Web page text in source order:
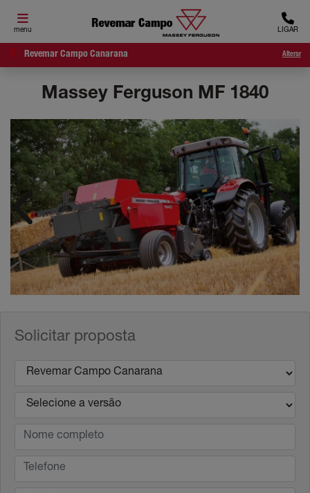
menu LIGAR
Revemar Campo Canarana Alterar
Massey Ferguson MF 1840
Solicitar proposta
Anterior